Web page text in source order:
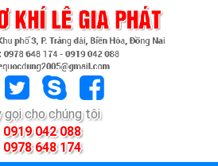
gọi cho chúng tôi
0919 042 088
0978 648 174